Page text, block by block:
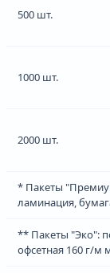
500 шт.
1000 шт.
2000 шт.
* Пакеты
ламинация,
** Пакеты "Эко":
офсетная 160 г/м